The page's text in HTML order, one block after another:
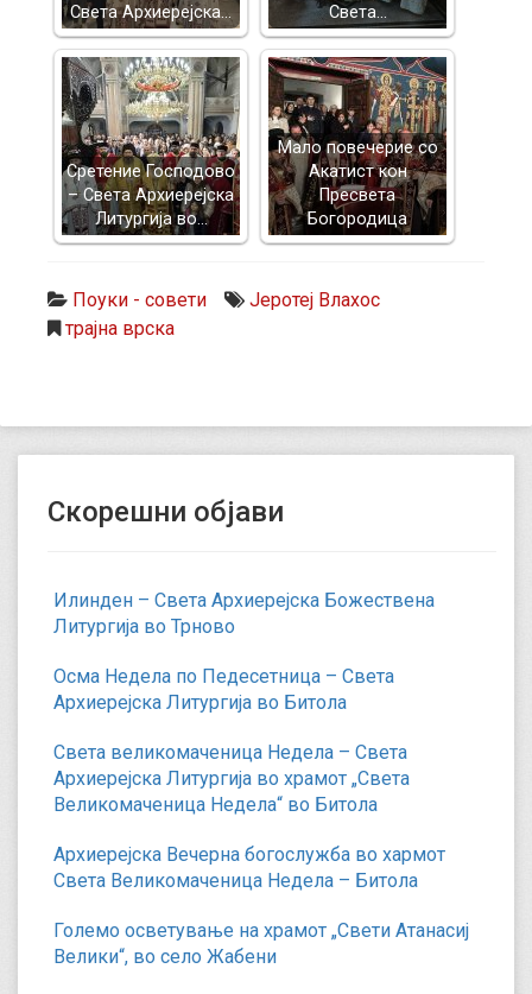
Света Архиерејска…
Света…
Сретение Господово
– Света Архиерејска
Литургија во…
Mало повечерие со
Акатист кон
Пресвета
Богородица
Поуки - совети
Јеротеј Влахос
трајна врска
Скорешни објави
Илинден – Света Архиерејска Божествена
Литургија во Трново
Осма Недела по Педесетница – Света
Архиерејска Литургија во Битола
Света великомаченица Недела – Света
Архиерејска Литургија во храмот „Света
Великомаченица Недела“ во Битола
Архиерејска Вечерна богослужба во хармот
Света Великомаченица Недела – Битола
Големо осветување на храмот „Свети Атанасиј
Велики“, во село Жабени